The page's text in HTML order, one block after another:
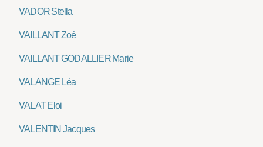
VADOR Stella
VAILLANT Zoé
VAILLANT GODALLIER Marie
VALANGE Léa
VALAT Eloi
VALENTIN Jacques